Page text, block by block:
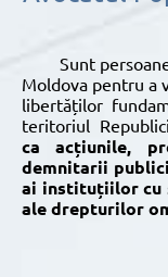
Sunt persoane desemnate de Parlamentul Republicii
Moldova pentru a
libertăților
teritoriul
caacțiunile,
demnitarii
ai instituțiilor cu
ale drepturilor